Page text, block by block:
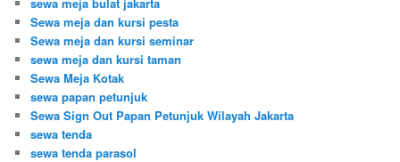
sewa meja bulat jakarta
Sewa meja dan kursi pesta
Sewa meja dan kursi seminar
sewa meja dan kursi taman
Sewa Meja Kotak
sewa papan petunjuk
Sewa Sign Out Papan Petunjuk Wilayah Jakarta
sewa tenda
sewa tenda parasol